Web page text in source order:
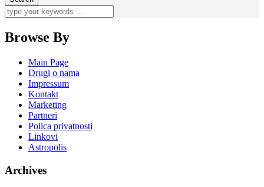
Browse By
Main Page
Drugi o nama
Impressum
Kontakt
Marketing
Partneri
Polica privatnosti
Linkovi
Astropolis
Archives